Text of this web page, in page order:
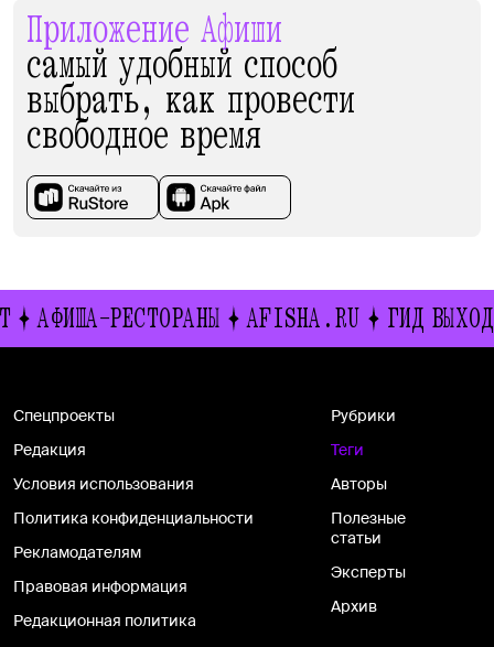
Приложение Афиши
самый удобный способ
выбрать, как провести
свободное время
АФИША-РЕСТОРАНЫ AFISHA.RU ГИД
Спецпроекты
Редакция
Условия использования
Политика конфиденциальности
Рекламодателям
Правовая информация
Редакционная политика
Рубрики
Теги
Авторы
Полезные
статьи
Эксперты
Архив